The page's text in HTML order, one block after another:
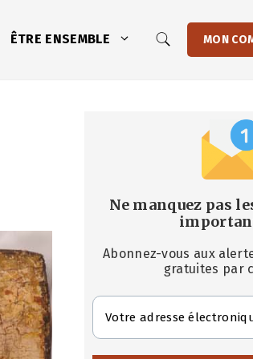
ÊTRE ENSEMBLE MON
Ne manquez pas
Abonnez-vous aux
gratuites par